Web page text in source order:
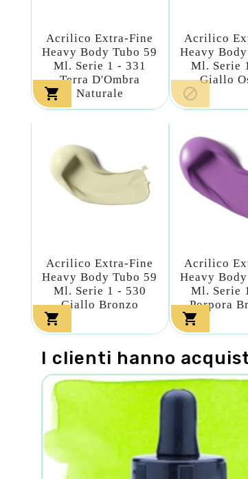
Acrilico Extra-Fine
Heavy Body Tubo 59
Ml. Serie 1 - 331
Terra D'Ombra
Naturale

Acrilico
Heavy
Ml. Serie
Giallo

Acrilico Extra-Fine
Heavy Body Tubo 59
Ml. Serie 1 - 530
Giallo Bronzo

Acrilico
Heavy
Ml. Serie
Porpora

I clienti hanno